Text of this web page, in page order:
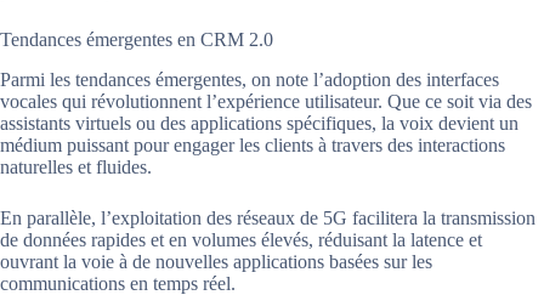
Tendances émergentes en CRM 2.0
Parmi les tendances émergentes, on note l’adoption des interfaces
vocales qui révolutionnent l’expérience utilisateur. Que ce soit via des
assistants virtuels ou des applications spécifiques, la voix devient un
médium puissant pour engager les clients à travers des interactions
naturelles et fluides.
En parallèle, l’exploitation des réseaux de 5G facilitera la transmission
de données rapides et en volumes élevés, réduisant la latence et
ouvrant la voie à de nouvelles applications basées sur les
communications en temps réel.